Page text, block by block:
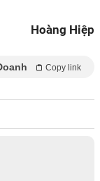
Hoàng Hiệp
Copy link